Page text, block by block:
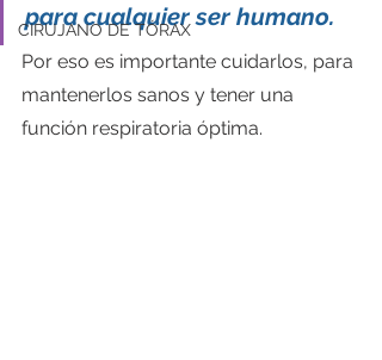
CIRUJANO DE TÓRAX
para cualquier ser humano.
Por eso es importante cuidarlos, para
mantenerlos sanos y tener una
función respiratoria óptima.